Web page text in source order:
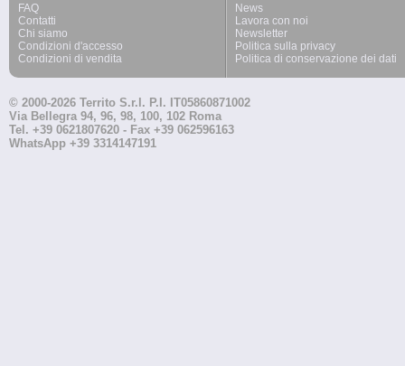
FAQ
Contatti
Chi siamo
Condizioni d'accesso
Condizioni di vendita
News
Lavora con noi
Newsletter
Politica sulla privacy
Politica di conservazione dei dati
© 2000-2026 Territo S.r.l. P.I. IT05860871002
Via Bellegra 94, 96, 98, 100, 102 Roma
Tel. +39 0621807620 - Fax +39 062596163
WhatsApp +39 3314147191